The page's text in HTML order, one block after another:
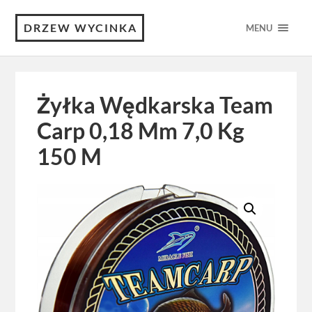
DRZEW WYCINKA MENU
Żyłka Wędkarska Team
Carp 0,18 Mm 7,0 Kg
150 M